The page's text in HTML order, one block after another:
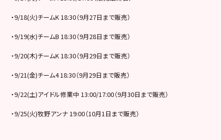
・9/18(火)チームK 18:30（9月27日まで販売）
・9/19(水)チームB 18:30（9月28日まで販売）
・9/20(木)チームK 18:30（9月29日まで販売）
・9/21(金)チーム4 18:30（9月29日まで販売）
・9/22(土)アイドル修業中 13:00/17:00（9月30日まで販売）
・9/25(火)牧野アンナ 19:00（10月1日まで販売）